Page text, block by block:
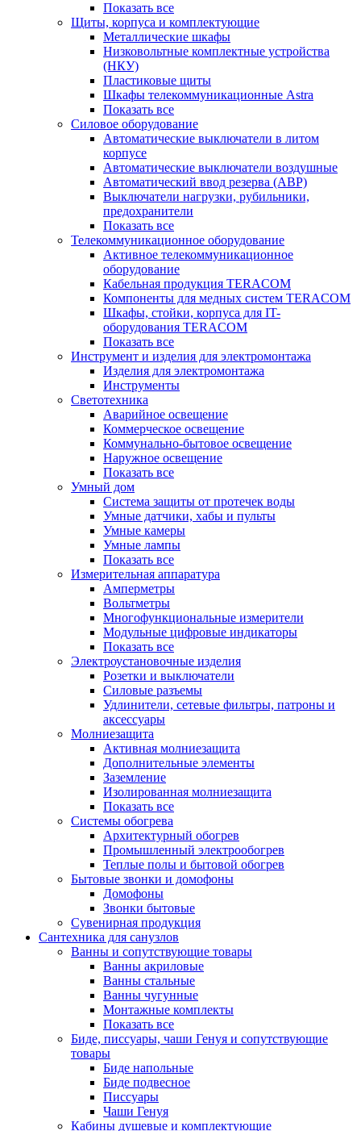
Показать все
Щиты, корпуса и комплектующие
Металлические шкафы
Низковольтные комплектные устройства
(НКУ)
Пластиковые щиты
Шкафы телекоммуникационные Astra
Показать все
Силовое оборудование
Автоматические выключатели в литом
корпусе
Автоматические выключатели воздушные
Автоматический ввод резерва (АВР)
Выключатели нагрузки, рубильники,
предохранители
Показать все
Телекоммуникационное оборудование
Активное телекоммуникационное
оборудование
Кабельная продукция TERACOM
Компоненты для медных систем TERACOM
Шкафы, стойки, корпуса для IT-
оборудования TERACOM
Показать все
Инструмент и изделия для электромонтажа
Изделия для электромонтажа
Инструменты
Светотехника
Аварийное освещение
Коммерческое освещение
Коммунально-бытовое освещение
Наружное освещение
Показать все
Умный дом
Система защиты от протечек воды
Умные датчики, хабы и пульты
Умные камеры
Умные лампы
Показать все
Измерительная аппаратура
Амперметры
Вольтметры
Многофункциональные измерители
Модульные цифровые индикаторы
Показать все
Электроустановочные изделия
Розетки и выключатели
Силовые разъемы
Удлинители, сетевые фильтры, патроны и
аксессуары
Молниезащита
Активная молниезащита
Дополнительные элементы
Заземление
Изолированная молниезащита
Показать все
Системы обогрева
Архитектурный обогрев
Промышленный электрообогрев
Теплые полы и бытовой обогрев
Бытовые звонки и домофоны
Домофоны
Звонки бытовые
Сувенирная продукция
Сантехника для санузлов
Ванны и сопутствующие товары
Ванны акриловые
Ванны стальные
Ванны чугунные
Монтажные комплекты
Показать все
Биде, писсуары, чаши Генуя и сопутствующие
товары
Биде напольные
Биде подвесное
Писсуары
Чаши Генуя
Кабины душевые и комплектующие